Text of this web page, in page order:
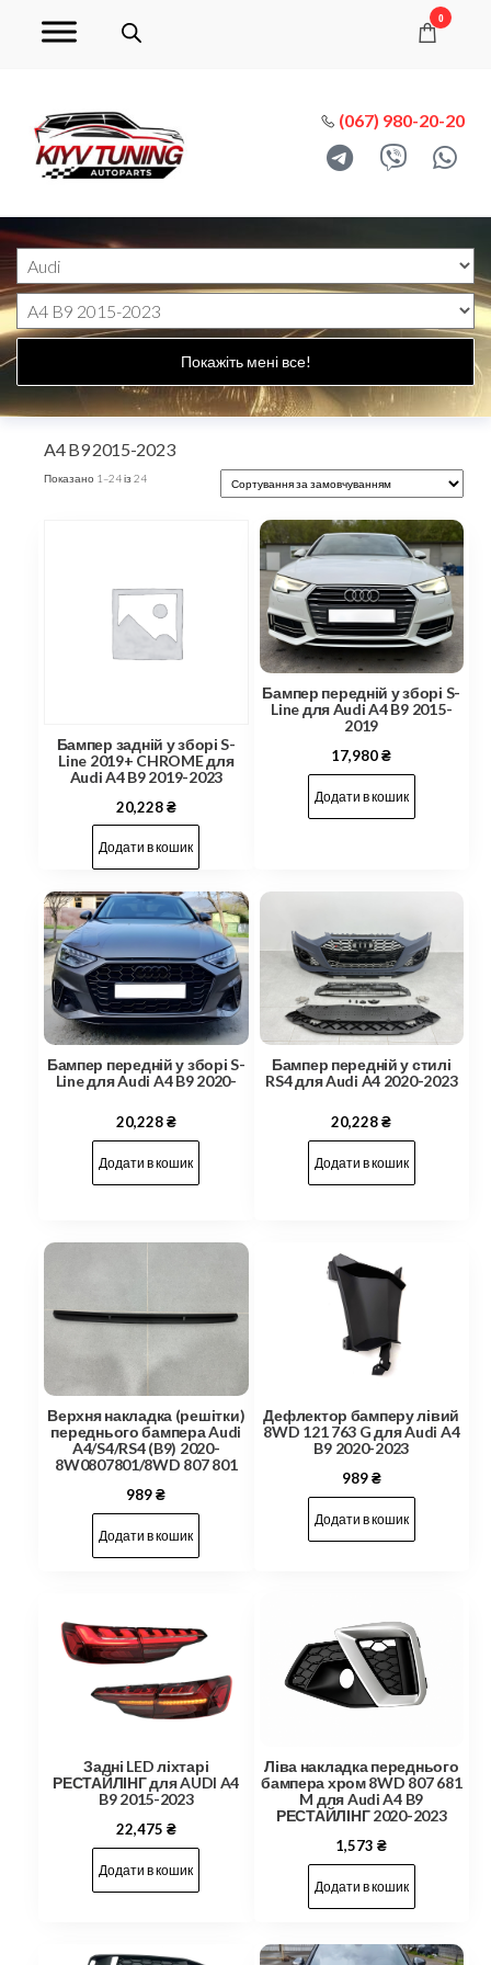
0
(067) 980-20-20
Покажіть мені все!
A4 B9 2015-2023
Показано 1–24 із 24
Бампер задній у зборі S-
Line 2019+ CHROME для
Audi A4 B9 2019-2023
20,228₴
Додати в кошик
Бампер передній у зборі S-
Line для Audi A4 B9 2015-
2019
17,980₴
Додати в кошик
Бампер передній у зборі S-
Line для Audi A4 B9 2020-
20,228₴
Додати в кошик
Бампер передній у стилі
RS4 для Audi A4 2020-2023
20,228₴
Додати в кошик
Верхня накладка (решітки)
переднього бампера Audi
A4/S4/RS4 (B9) 2020-
8W0807801/8WD 807 801
989₴
Додати в кошик
Дефлектор бамперу лівий
8WD 121 763 G для Audi A4
B9 2020-2023
989₴
Додати в кошик
Задні LED ліхтарі
РЕСТАЙЛІНГ для AUDI A4
B9 2015-2023
22,475 ₴
Додати в кошик
Ліва накладка переднього
бампера хром 8WD 807 681
M для Audi A4 B9
РЕСТАЙЛІНГ 2020-2023
1,573₴
Додати в кошик